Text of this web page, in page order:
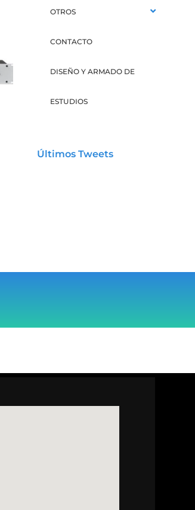
OTROS
CONTACTO
DISEÑO Y ARMADO DE
ESTUDIOS
Últimos Tweets